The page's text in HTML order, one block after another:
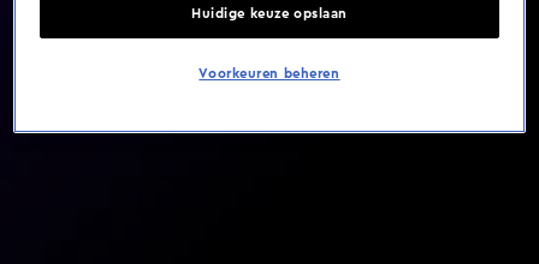
Huidige keuze opslaan
Voorkeuren beheren